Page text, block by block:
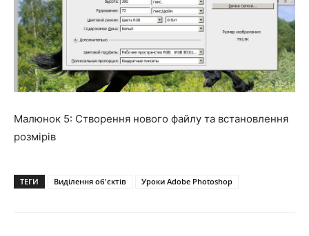
Малюнок 5: Створення нового файлу та встановлення
розмірів
ТЕГИ Виділення об'єктів Уроки Adobe Photoshop